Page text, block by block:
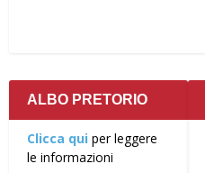
ALBO PRETORIO
Clicca qui per leggere
le informazioni